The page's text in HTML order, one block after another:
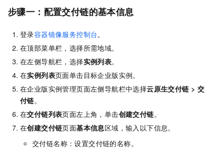
步骤一：配置交付链的基本信息
登录容器镜像服务控制台。
在顶部菜单栏，选择所需地域。
在左侧导航栏，选择实例列表。
在实例列表页面单击目标企业版实例。
在企业版实例管理页面左侧导航栏中选择云原生交付链 > 交
付链。
在交付链列表页面左上角，单击创建交付链。
在创建交付链页面基本信息区域，输入以下信息。
交付链名称：设置交付链的名称。